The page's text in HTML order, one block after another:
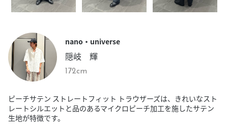
nano・universe
隠岐 輝
172cm
ピーチサテン ストレートフィット トラウザーズは、きれいなスト
レートシルエットと品のあるマイクロピーチ加工を施したサテン
生地が特徴です。